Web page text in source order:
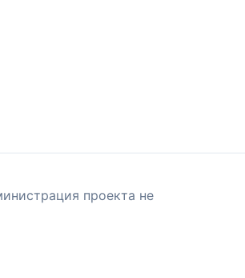
проекта не